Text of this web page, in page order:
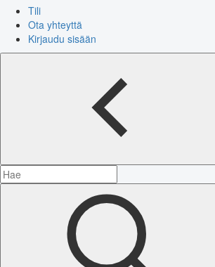
Tili
Ota yhteyttä
Kirjaudu sisään